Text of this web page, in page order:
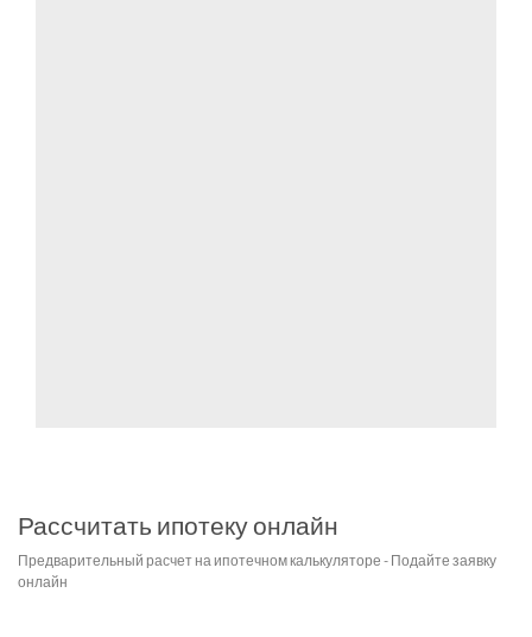
Рассчитать ипотеку онлайн
Предварительный расчет на ипотечном калькуляторе - Подайте заявку
онлайн